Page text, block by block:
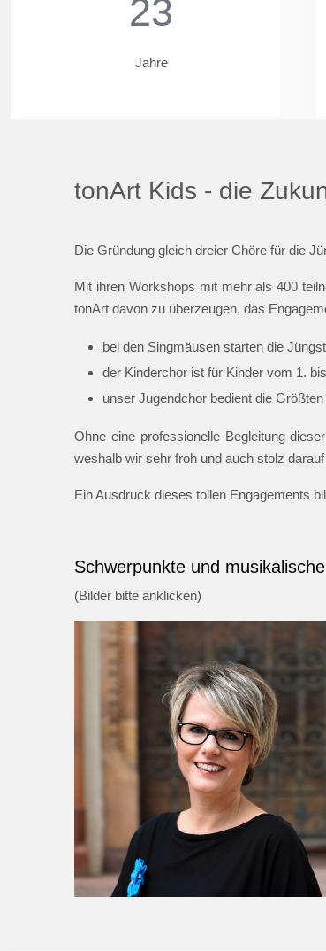
23
Jahre
tonArt Kids - die
Die Gründung gleich dreier Chöre für die
Mit ihren Workshops mit mehr als 400
tonArt davon zu überzeugen, das
bei den Singmäusen starten die
der Kinderchor ist für Kinder vom 1.
unser Jugendchor bedient die
Ohne eine professionelle Begleitung
weshalb wir sehr froh und auch stolz
Ein Ausdruck dieses tollen Engagements
Schwerpunkte und
(Bilder bitte anklicken)